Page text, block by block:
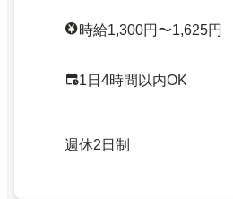
時給1,300円〜1,625円
1日4時間以内OK
週休2日制